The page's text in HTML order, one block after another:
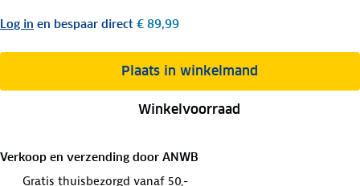
Log in en bespaar direct € 89,99
Plaats in winkelmand
Winkelvoorraad
Verkoop en verzending door ANWB
Gratis thuisbezorgd vanaf 50,-